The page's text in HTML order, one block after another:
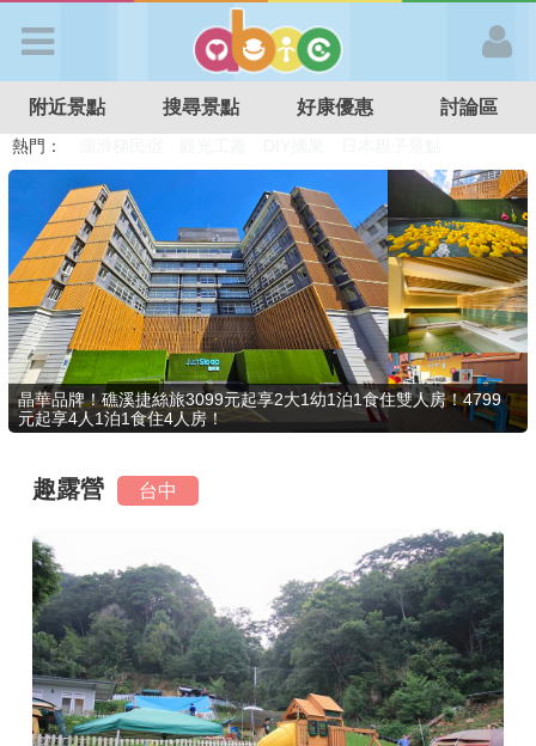
APP登入
首 頁
搜尋景點
好康優惠
最新消息
最新留言
商家合作
推薦景點
討論區
附近景點 搜尋景點 好康優惠 討論區
熱門：
特色遊戲場
親子住房優惠 台北親子餐廳 溫泉泡湯SPA
晶華品牌！礁溪捷絲旅3099元起享2大1幼1泊1食住雙人房！4799
元起享4人1泊1食住4人房！
趣露營 台中